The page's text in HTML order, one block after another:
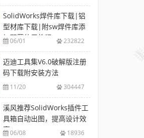
SolidWorks焊件库下载|铝
型材库下载|附sw焊件库添
加配置使用教程
06/01 232822
迈迪工具集V6.0破解版注册
码下载附安装方法
11/20 304447
溪风推荐SolidWorks插件工
具箱自动出图，提高设计效
率06/08 18936